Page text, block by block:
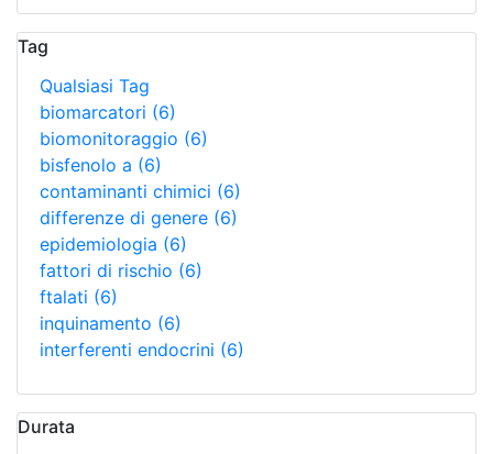
Tag
Qualsiasi Tag
biomarcatori (6)
biomonitoraggio (6)
bisfenolo a (6)
contaminanti chimici (6)
differenze di genere (6)
epidemiologia (6)
fattori di rischio (6)
ftalati (6)
inquinamento (6)
interferenti endocrini (6)
Durata